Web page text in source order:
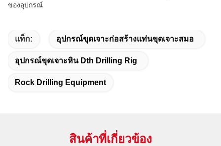
ของอุปกรณ์
แท็ก: อุปกรณ์ขุดเจาะก่อสร้างแท่นขุดเจาะสมอ
อุปกรณ์ขุดเจาะหิน Dth Drilling Rig
Rock Drilling Equipment
สินค้าที่เกี่ยวข้อง